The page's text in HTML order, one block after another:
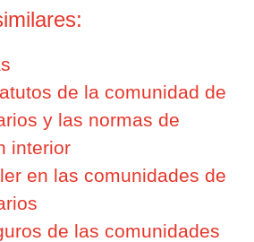
de la comunidad de
y las normas de
interior
en las comunidades de
de las comunidades